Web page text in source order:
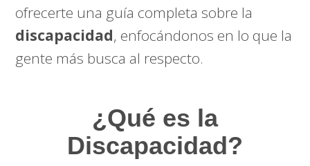
ofrecerte una guía completa sobre la
discapacidad, enfocándonos en lo que la
gente más busca al respecto.
¿Qué es la
Discapacidad?